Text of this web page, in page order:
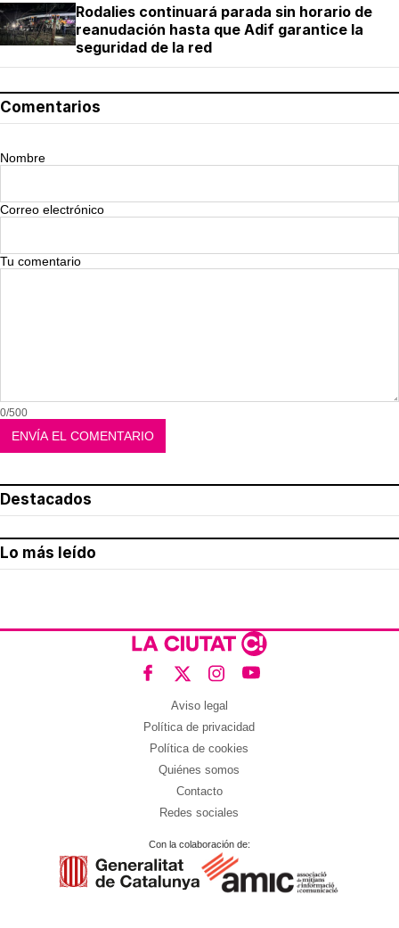
Rodalies continuará parada sin horario de
reanudación hasta que Adif garantice la
seguridad de la red
Comentarios
Nombre
Correo electrónico
Tu comentario
0/500
Destacados
Lo más leído
Aviso legal
Política de privacidad
Política de cookies
Quiénes somos
Contacto
Redes sociales
Con la colaboración de: